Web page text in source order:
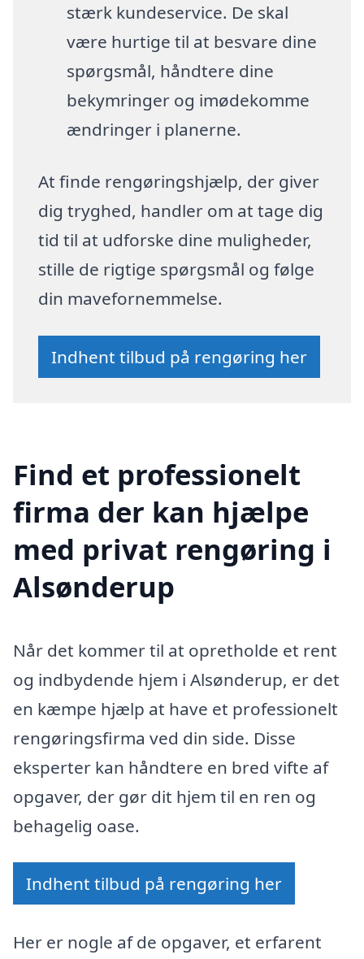
stærk kundeservice. De skal
være hurtige til at besvare dine
spørgsmål, håndtere dine
bekymringer og imødekomme
ændringer i planerne.
At finde rengøringshjælp, der giver
dig tryghed, handler om at tage dig
tid til at udforske dine muligheder,
stille de rigtige spørgsmål og følge
din mavefornemmelse.
Indhent tilbud på rengøring her
Find et professionelt
firma der kan hjælpe
med privat rengøring i
Alsønderup
Når det kommer til at opretholde et rent
og indbydende hjem i Alsønderup, er det
en kæmpe hjælp at have et professionelt
rengøringsfirma ved din side. Disse
eksperter kan håndtere en bred vifte af
opgaver, der gør dit hjem til en ren og
behagelig oase.
Indhent tilbud på rengøring her
Her er nogle af de opgaver, et erfarent